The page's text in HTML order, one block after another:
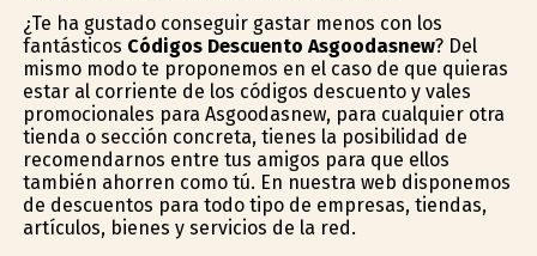
¿Te ha gustado conseguir gastar menos con los
fantásticos Códigos Descuento Asgoodasnew? Del
mismo modo te proponemos en el caso de que quieras
estar al corriente de los códigos descuento y vales
promocionales para Asgoodasnew, para cualquier otra
tienda o sección concreta, tienes la posibilidad de
recomendarnos entre tus amigos para que ellos
también ahorren como tú. En nuestra web disponemos
de descuentos para todo tipo de empresas, tiendas,
artículos, bienes y servicios de la red.